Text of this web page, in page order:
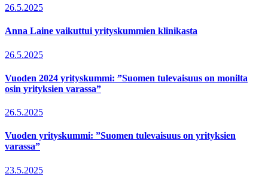
26.5.2025
Anna Laine vaikuttui yrityskummien klinikasta
26.5.2025
Vuoden 2024 yrityskummi: ”Suomen tulevaisuus on monilta
osin yrityksien varassa”
26.5.2025
Vuoden yrityskummi: ”Suomen tulevaisuus on yrityksien
varassa”
23.5.2025